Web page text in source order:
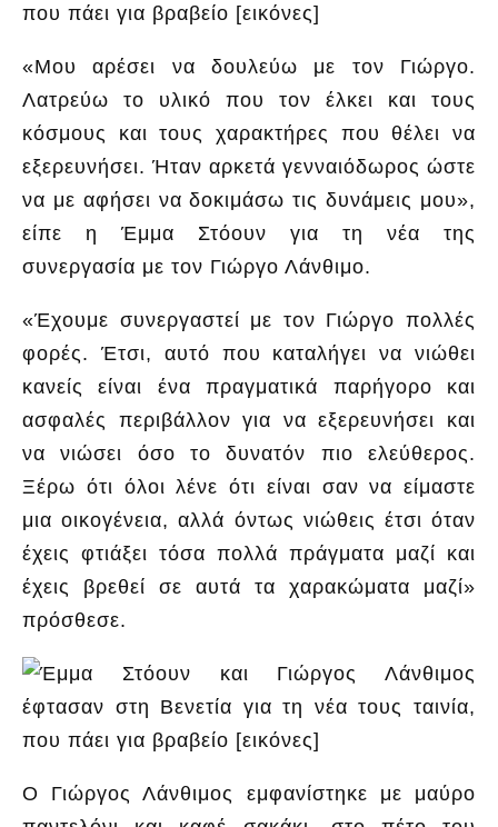
«Μου αρέσει να δουλεύω με τον Γιώργο.
Λατρεύω το υλικό που τον έλκει και τους
κόσμους και τους χαρακτήρες που θέλει να
εξερευνήσει. Ήταν αρκετά γενναιόδωρος ώστε
να με αφήσει να δοκιμάσω τις δυνάμεις μου»,
είπε η Έμμα Στόουν για τη νέα της
συνεργασία με τον Γιώργο Λάνθιμο.
«Έχουμε συνεργαστεί με τον Γιώργο πολλές
φορές. Έτσι, αυτό που καταλήγει να νιώθει
κανείς είναι ένα πραγματικά παρήγορο και
ασφαλές περιβάλλον για να εξερευνήσει και
να νιώσει όσο το δυνατόν πιο ελεύθερος.
Ξέρω ότι όλοι λένε ότι είναι σαν να είμαστε
μια οικογένεια, αλλά όντως νιώθεις έτσι όταν
έχεις φτιάξει τόσα πολλά πράγματα μαζί και
έχεις βρεθεί σε αυτά τα χαρακώματα μαζί»
πρόσθεσε.
Ο Γιώργος Λάνθιμος εμφανίστηκε με μαύρο